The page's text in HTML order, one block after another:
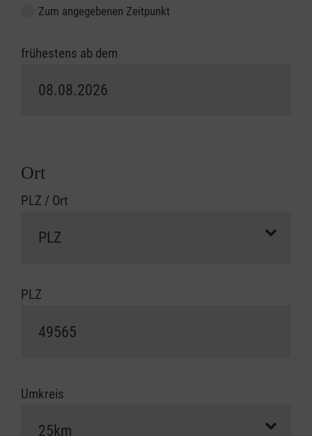
Zum angegebenen Zeitpunkt
frühestens ab dem
Ort
PLZ / Ort
PLZ
Umkreis